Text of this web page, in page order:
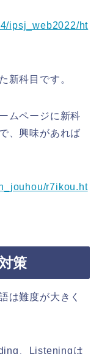
ipsj_web2022/ht
新科目です。
ムページに新科
、興味があれば
r7ikou.ht
策
は難度が大きく
、Listeningは